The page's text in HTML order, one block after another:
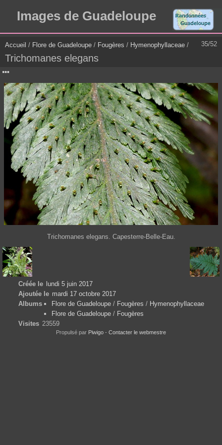
Images de Guadeloupe
35/52
Accueil / Flore de Guadeloupe / Fougères / Hymenophyllaceae /
Trichomanes elegans
Trichomanes elegans. Capesterre-Belle-Eau.
Créée le
lundi 5 juin 2017
Ajoutée le mardi 17 octobre 2017
Albums
Flore de Guadeloupe / Fougères / Hymenophyllaceae
Flore de Guadeloupe / Fougères
Visites 23559
Propulsé par Piwigo - Contacter le webmestre